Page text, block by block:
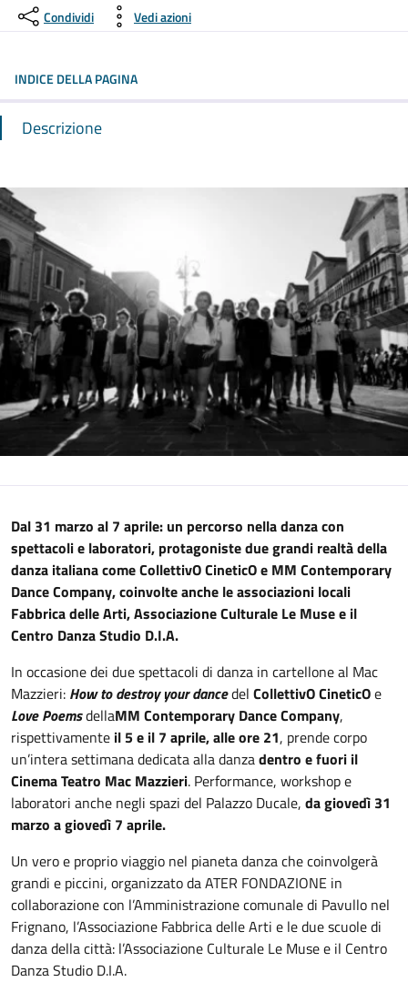
Condividi Vedi azioni
INDICE DELLA PAGINA
Descrizione
Dal 31 marzo al 7 aprile: un percorso nella danza con
spettacoli e laboratori, protagoniste due grandi realtà della
danza italiana come CollettivO CineticO e MM Contemporary
Dance Company, coinvolte anche le associazioni locali
Fabbrica delle Arti, Associazione Culturale Le Muse e il
Centro Danza Studio D.I.A.
In occasione dei due spettacoli di danza in cartellone al Mac
Mazzieri: How to destroy your dancedel CollettivO CineticOe
Love PoemsdellaMM Contemporary Dance Company,
rispettivamente il 5 e il 7 aprile, alle ore 21, prende corpo
un’intera settimana dedicata alla danzadentro e fuori il
Cinema Teatro Mac Mazzieri. Performance, workshop e
laboratori anche negli spazi del Palazzo Ducale, dagiovedì 31
marzo a giovedì 7 aprile.
Un vero e proprio viaggio nel pianeta danza che coinvolgerà
grandi e piccini, organizzato da ATER FONDAZIONE in
collaborazione con l’Amministrazione comunale di Pavullo nel
Frignano, l’Associazione Fabbrica delle Arti e le due scuole di
danza della città: l’Associazione Culturale Le Muse e il Centro
Danza Studio D.I.A.